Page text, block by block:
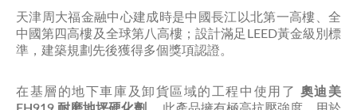
天津周大福金融中心建成時是中國長江以北第一高樓、全
中國第四高樓及全球第八高樓；設計滿足LEED黃金級別標
準，建築規劃先後獲得多個獎項認證。
在基層的地下車庫及卸貨區域的工程中使用了 奧迪美